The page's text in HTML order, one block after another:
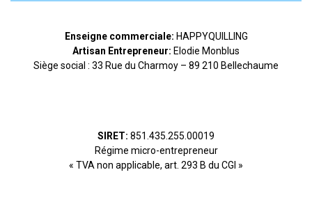
Enseigne commerciale: HAPPYQUILLING
Artisan Entrepreneur: Elodie Monblus
Siège social : 33 Rue du Charmoy – 89 210 Bellechaume
SIRET: 851.435.255.00019
Régime micro-entrepreneur
« TVA non applicable, art. 293 B du CGI »